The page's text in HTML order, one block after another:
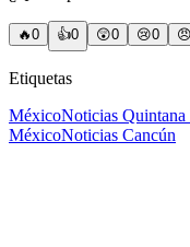
🔥0 👍0 😲0 😢0 😠
Etiquetas
MéxicoNoticias Quintana
MéxicoNoticias Cancún